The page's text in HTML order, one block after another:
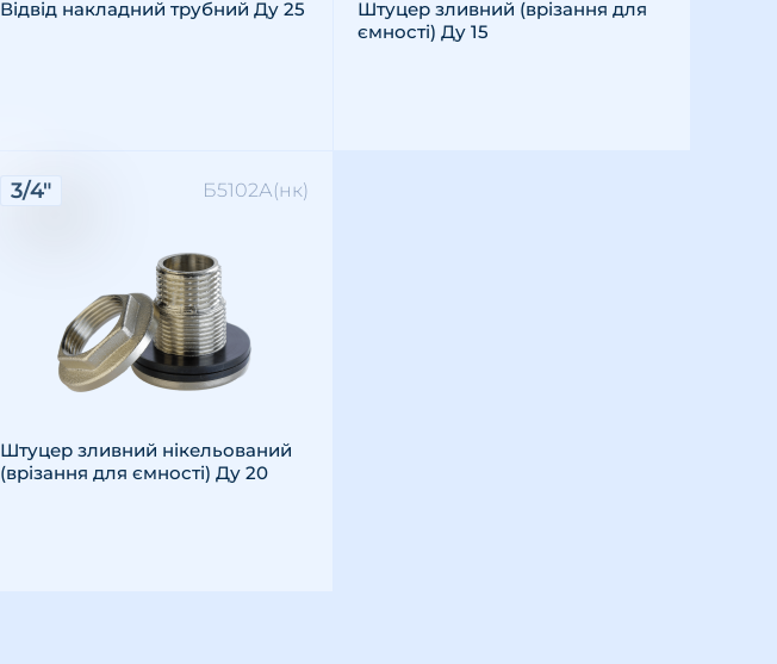
Відвід накладний трубний Ду 25
Штуцер зливний (врізання для
ємності) Ду 15
3/4" Б5102А(нк)
Штуцер зливний нікельований
(врізання для ємності) Ду 20
Різьба: зовнішня
Розмір різьби: 3/4"
Матеріал: латунь